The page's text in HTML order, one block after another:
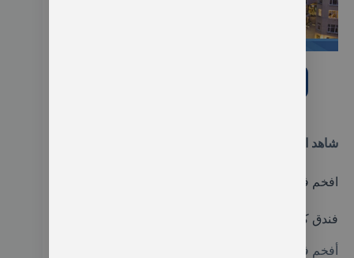
شاهد ايضا:
افخم فنادق إسطنبول تقسيم
فندق كونراد إسطنبول